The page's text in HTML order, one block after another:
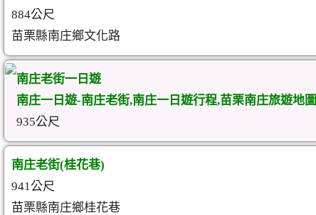
884公尺
苗栗縣南庄鄉文化路
南庄老街一日遊
南庄一日遊-南庄老街,南庄一日遊行程,苗栗南庄旅遊地圖
935公尺
南庄老街(桂花巷)
941公尺
苗栗縣南庄鄉桂花巷